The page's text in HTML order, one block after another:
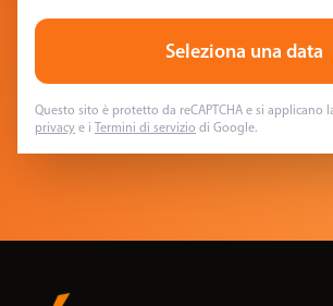
Seleziona una data
Questo sito è protetto da reCAPTCHA e si applicano
privacy e i Termini di servizio di Google.